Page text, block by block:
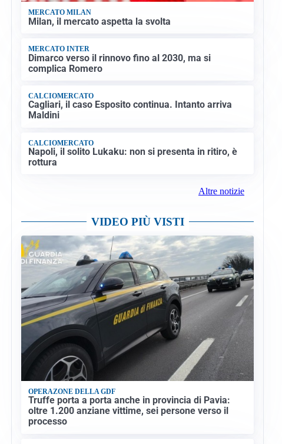
MERCATO MILAN
Milan, il mercato aspetta la svolta
MERCATO INTER
Dimarco verso il rinnovo fino al 2030, ma si
complica Romero
CALCIOMERCATO
Cagliari, il caso Esposito continua. Intanto arriva
Maldini
CALCIOMERCATO
Napoli, il solito Lukaku: non si presenta in ritiro, è
rottura
Altre notizie
VIDEO PIÙ VISTI
OPERAZONE DELLA GDF
Truffe porta a porta anche in provincia di Pavia:
oltre 1.200 anziane vittime, sei persone verso il
processo